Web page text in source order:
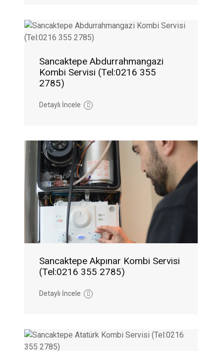
Sancaktepe Abdurrahmangazi
Kombi Servisi (Tel:0216 355
2785)
Detaylı İncele
Sancaktepe Akpınar Kombi Servisi
(Tel:0216 355 2785)
Detaylı İncele